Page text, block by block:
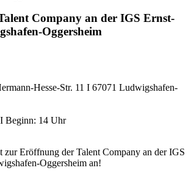
Company an der IGS Ernst-
Oggersheim
Hesse-Str. 11 I 67071 Ludwigshafen-
Beginn: 14 Uhr
zur Eröffnung der Talent Company an der IGS
Oggersheim an!